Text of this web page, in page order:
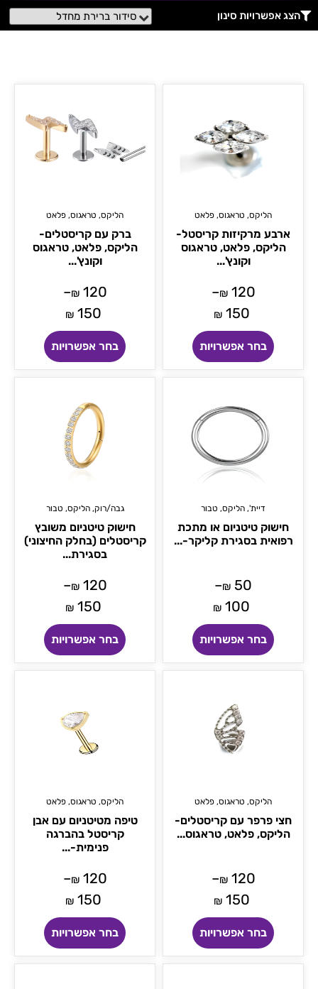
הצג אפשרויות סינון
הליקס, טראגוס, פלאט
ארבע מרקיזות קריסטל-
הליקס, פלאט, טראגוס
וקונץ'...
120
₪
–
150
₪
בחר אפשרויות
הליקס, טראגוס, פלאט
ברק עם קריסטלים-
הליקס, פלאט, טראגוס
וקונץ'...
120
₪
–
150
₪
בחר אפשרויות
דיית', הליקס, טבור
חישוק טיטניום או מתכת
רפואית בסגירת קליקר-...
50
₪
–
100
₪
בחר אפשרויות
גבה/רוק,הליקס, טבור
חישוק טיטניום משובץ
קריסטלים (בחלק החיצוני)
בסגירת...
120
₪
–
150
₪
בחר אפשרויות
הליקס, טראגוס, פלאט
חצי פרפר עם קריסטלים-
הליקס, פלאט, טראגוס...
120
₪
–
150
₪
בחר אפשרויות
הליקס, טראגוס, פלאט
טיפה מטיטניום עם אבן
קריסטל בהברגה
פנימית-...
120
₪
–
150
₪
בחר אפשרויות